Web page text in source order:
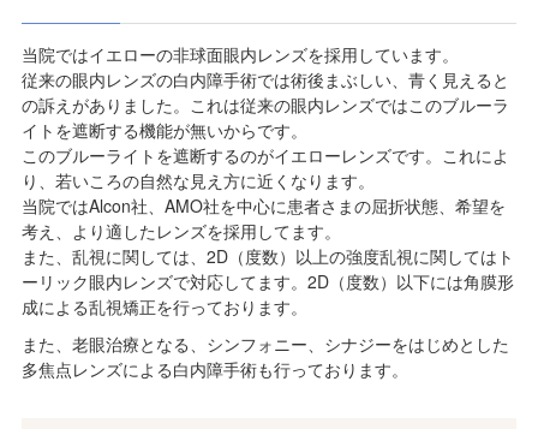
当院ではイエローの非球面眼内レンズを採用しています。
従来の眼内レンズの白内障手術では術後まぶしい、青く見えると
の訴えがありました。これは従来の眼内レンズではこのブルーラ
イトを遮断する機能が無いからです。
このブルーライトを遮断するのがイエローレンズです。これによ
り、若いころの自然な見え方に近くなります。
当院ではAlcon社、AMO社を中心に患者さまの屈折状態、希望を
考え、より適したレンズを採用してます。
また、乱視に関しては、2D（度数）以上の強度乱視に関してはト
ーリック眼内レンズで対応してます。2D（度数）以下には角膜形
成による乱視矯正を行っております。
また、老眼治療となる、シンフォニー、シナジーをはじめとした
多焦点レンズによる白内障手術も行っております。